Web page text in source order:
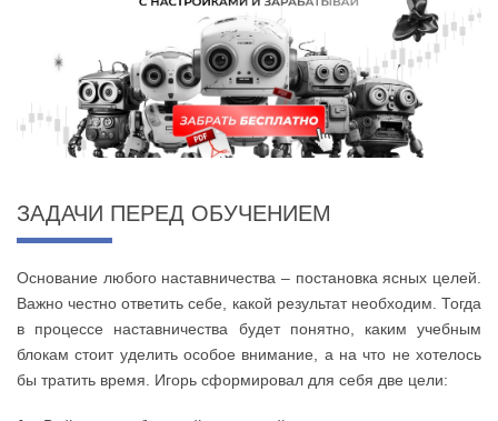
ЗАДАЧИ ПЕРЕД ОБУЧЕНИЕМ
Основание любого наставничества – постановка ясных целей.
Важно честно ответить себе, какой результат необходим. Тогда
в процессе наставничества будет понятно, каким учебным
блокам стоит уделить особое внимание, а на что не хотелось
бы тратить время. Игорь сформировал для себя две цели: